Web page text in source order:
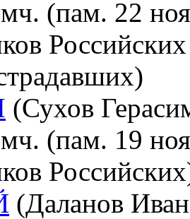
(пам. 22
(Сухов
(пам. 19
(Даланов